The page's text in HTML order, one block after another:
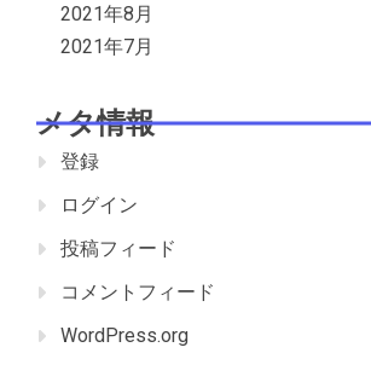
2021年8月
2021年7月
メタ情報
登録
ログイン
投稿フィード
コメントフィード
WordPress.org